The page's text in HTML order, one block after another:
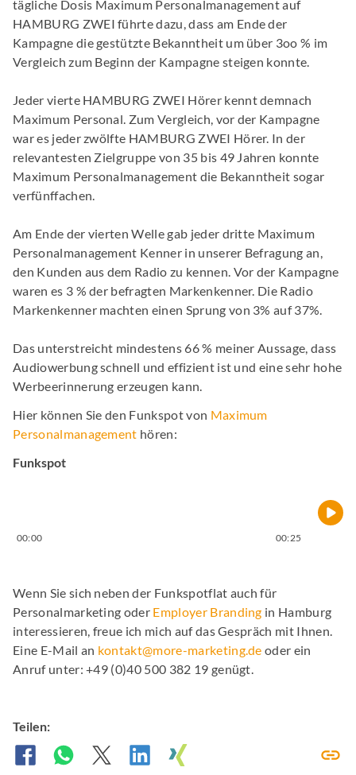
tägliche Dosis Maximum Personalmanagement auf
HAMBURG ZWEI führte dazu, dass am Ende der
Kampagne die gestützte Bekanntheit um über 3oo % im
Vergleich zum Beginn der Kampagne steigen konnte.
Jeder vierte HAMBURG ZWEI Hörer kennt demnach
Maximum Personal. Zum Vergleich, vor der Kampagne
war es jeder zwölfte HAMBURG ZWEI Hörer. In der
relevantesten Zielgruppe von 35 bis 49 Jahren konnte
Maximum Personalmanagement die Bekanntheit sogar
verfünffachen.
Am Ende der vierten Welle gab jeder dritte Maximum
Personalmanagement Kenner in unserer Befragung an,
den Kunden aus dem Radio zu kennen. Vor der Kampagne
waren es 3 % der befragten Markenkenner. Die Radio
Markenkenner machten einen Sprung von 3% auf 37%.
Das unterstreicht mindestens 66 % meiner Aussage, dass
Audiowerbung schnell und effizient ist und eine sehr hohe
Werbeerinnerung erzeugen kann.
Hier können Sie den Funkspot von Maximum
Personalmanagement hören:
Funkspot
00:00 00:25
Wenn Sie sich neben der Funkspotflat auch für
Personalmarketing oder Employer Branding in Hamburg
interessieren, freue ich mich auf das Gespräch mit Ihnen.
Eine E-Mail an kontakt@more-marketing.de oder ein
Anruf unter: +49 (0)40 500 382 19 genügt.
Teilen: